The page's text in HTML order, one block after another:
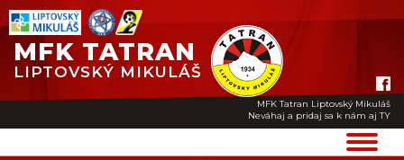
MFK TATRAN
LIPTOVSKÝ MIKULÁŠ
MFK Tatran Liptovský Mikuláš
Neváhaj a pridaj sa k nám aj TY